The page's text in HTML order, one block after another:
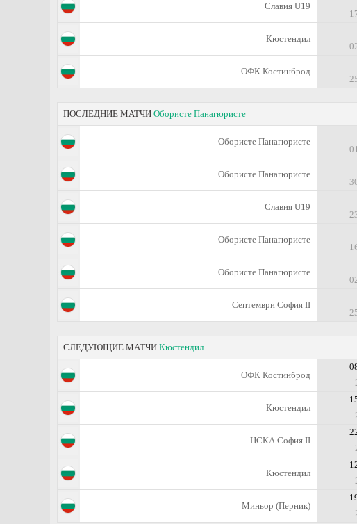
Славия U19
Кюстендил
ОФК Костинброд
ПОСЛЕДНИЕ МАТЧИ Обористе Панагюристе
Обористе Панагюристе
Обористе Панагюристе
Славия U19
Обористе Панагюристе
Обористе Панагюристе
Септември София II
СЛЕДУЮЩИЕ МАТЧИ Кюстендил
ОФК Костинброд
Кюстендил
ЦСКА София II
Кюстендил
Миньор (Перник)